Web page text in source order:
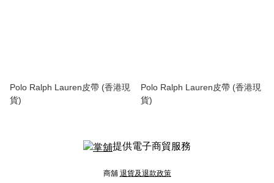
Polo Ralph Lauren皮帶 (香港現
貨)
Polo Ralph Lauren皮帶 (香港現
貨)
提供電子商貿服務
商舖 退貨及退款政策